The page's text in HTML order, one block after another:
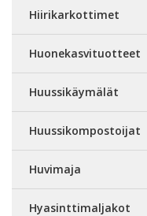
Hiirikarkottimet
Huonekasvituotteet
Huussikäymälät
Huussikompostoijat
Huvimaja
Hyasinttimaljakot